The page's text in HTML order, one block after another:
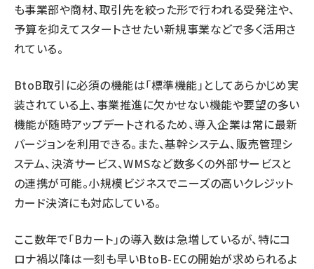
も事業部や商材、取引先を絞った形で行われる受発注や、
予算を抑えてスタートさせたい新規事業などで多く活用さ
れている。
BtoB取引に必須の機能は「標準機能」としてあらかじめ実
装されている上、事業推進に欠かせない機能や要望の多い
機能が随時アップデートされるため、導入企業は常に最新
バージョンを利用できる。また、基幹システム、販売管理シ
ステム、決済サービス、WMSなど数多くの外部サービスと
の連携が可能。小規模ビジネスでニーズの高いクレジット
カード決済にも対応している。
ここ数年で「Bカート」の導入数は急増しているが、特にコ
ロナ禍以降は一刻も早いBtoB-ECの開始が求められるよ